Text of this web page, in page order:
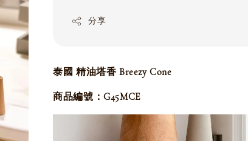
分享
泰國 精油塔香 Breezy Cone
商品編號：G45MCE